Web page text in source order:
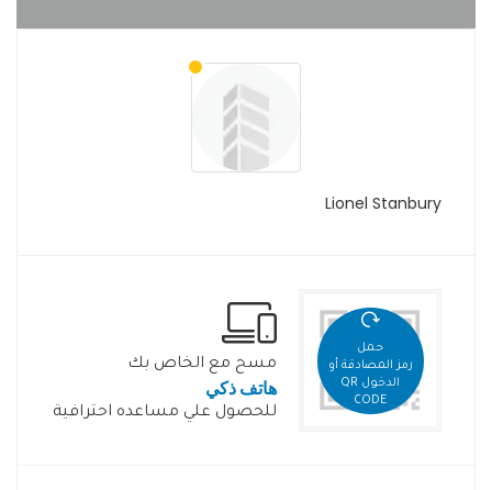
Lionel Stanbury
حمل
رمز المصادقة أو
الدخول QR
CODE
مسح مع الخاص بك
هاتف ذكي
للحصول علي مساعده احترافية